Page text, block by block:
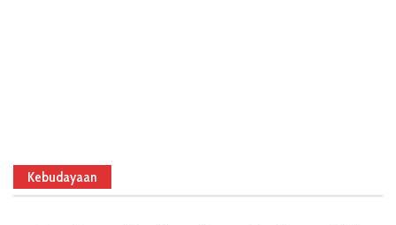
Kebudayaan